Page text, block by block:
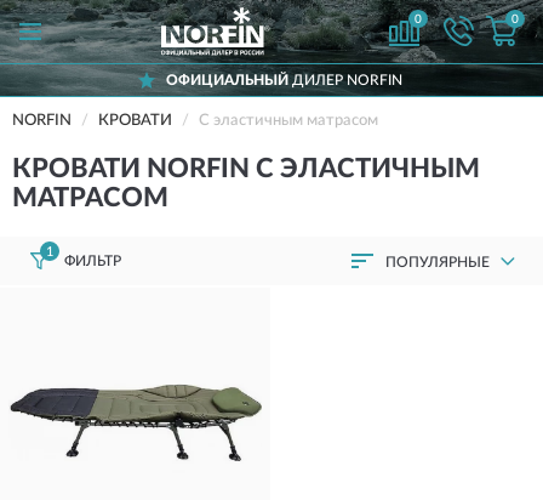
0 0
ОФИЦИАЛЬНЫЙ ДИЛЕР NORFIN
NORFIN КРОВАТИ С эластичным матрасом
КРОВАТИ NORFIN С ЭЛАСТИЧНЫМ
МАТРАСОМ
1
ФИЛЬТР ПОПУЛЯРНЫЕ